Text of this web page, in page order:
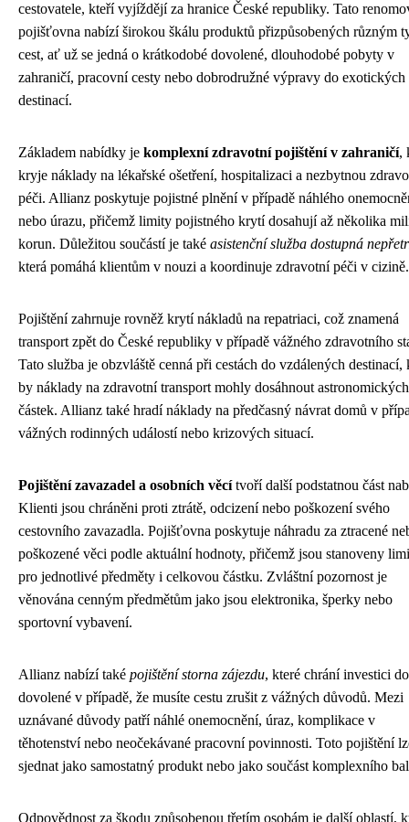
cestovatele, kteří vyjíždějí za hranice České republiky. Tato
pojišťovna nabízí širokou škálu produktů přizpůsobených různým
cest, ať už se jedná o krátkodobé dovolené, dlouhodobé pobyty v
zahraničí, pracovní cesty nebo dobrodružné výpravy do exotických
destinací.
Základem nabídky je komplexní zdravotní pojištění v zahraničí,
kryje náklady na lékařské ošetření, hospitalizaci a nezbytnou
péči. Allianz poskytuje pojistné plnění v případě náhlého
nebo úrazu, přičemž limity pojistného krytí dosahují až několika
korun. Důležitou součástí je také asistenční služba dostupná
která pomáhá klientům v nouzi a koordinuje zdravotní péči v cizině.
Pojištění zahrnuje rovněž krytí nákladů na repatriaci, což znamená
transport zpět do České republiky v případě vážného zdravotního
Tato služba je obzvláště cenná při cestách do vzdálených destinací,
by náklady na zdravotní transport mohly dosáhnout astronomických
částek. Allianz také hradí náklady na předčasný návrat domů v
vážných rodinných událostí nebo krizových situací.
Pojištění zavazadel a osobních věcítvoří další podstatnou část
Klienti jsou chráněni proti ztrátě, odcizení nebo poškození svého
cestovního zavazadla. Pojišťovna poskytuje náhradu za ztracené
poškozené věci podle aktuální hodnoty, přičemž jsou stanoveny
pro jednotlivé předměty i celkovou částku. Zvláštní pozornost je
věnována cenným předmětům jako jsou elektronika, šperky nebo
sportovní vybavení.
Allianz nabízí také pojištění storna zájezdu, které chrání investici do
dovolené v případě, že musíte cestu zrušit z vážných důvodů. Mezi
uznávané důvody patří náhlé onemocnění, úraz, komplikace v
těhotenství nebo neočekávané pracovní povinnosti. Toto pojištění
sjednat jako samostatný produkt nebo jako součást komplexního
Odpovědnost za škodu způsobenou třetím osobám je další oblastí,